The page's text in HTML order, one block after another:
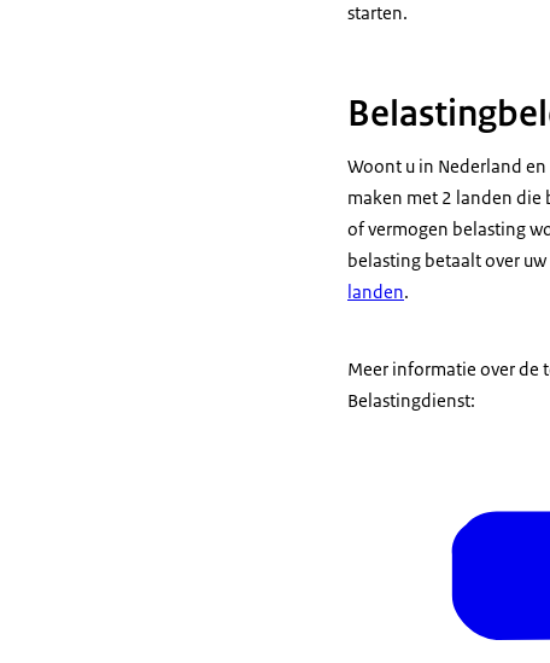
starten.
Woont u in Nederland
maken met 2 landen die
of vermogen belasting
belasting betaalt over
landen.
Meer informatie over de
Belastingdienst: